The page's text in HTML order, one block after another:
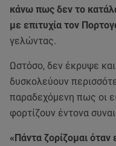
κάνω πως δεν το
με επιτυχία τον
γελώντας.
Ωστόσο, δεν έκρυψε
δυσκολεύουν
παραδεχόμενη πως οι
φορτίζουν έντονα
«Πάντα ζορίζομαι